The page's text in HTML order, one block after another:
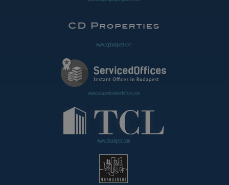
www.cdpbudapest.com
www.budapestservicedoffices.com
www.tclbudapest.com